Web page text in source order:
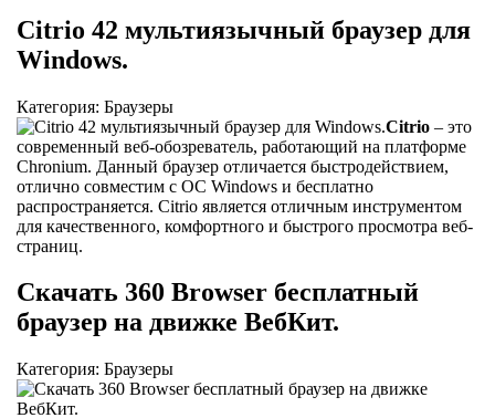
Citrio 42 мультиязычный браузер для
Windows.
Категория: Браузеры
Citrio – это
современный веб-обозреватель, работающий на платформе
Chronium. Данный браузер отличается быстродействием,
отлично совместим с ОС Windows и бесплатно
распространяется. Citrio является отличным инструментом
для качественного, комфортного и быстрого просмотра веб-
страниц.
Скачать 360 Browser бесплатный
браузер на движке ВебКит.
Категория: Браузеры